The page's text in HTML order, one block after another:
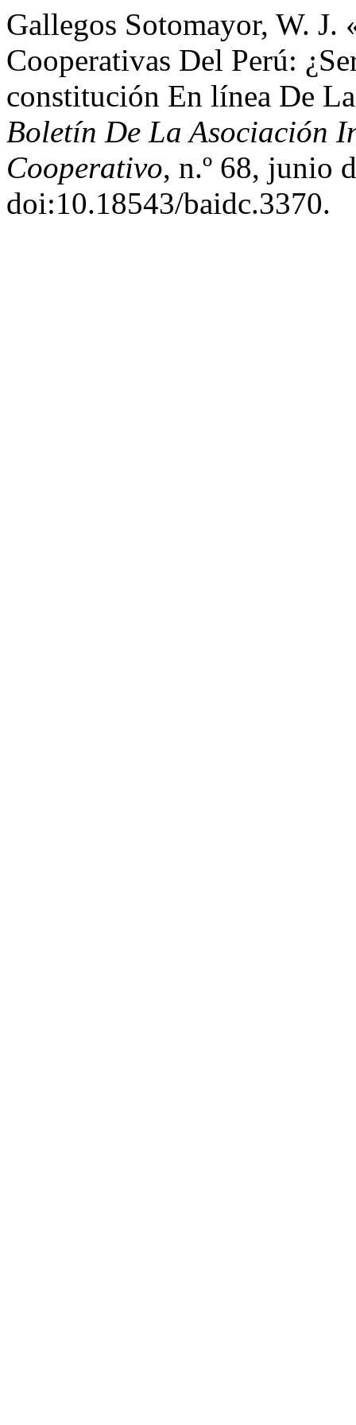
Gallegos Sotomayor, W.
Cooperativas Del Perú:
constitución En línea De
Boletín De La Asociación
Cooperativo, n.º 68, junio
doi:10.18543/baidc.3370.